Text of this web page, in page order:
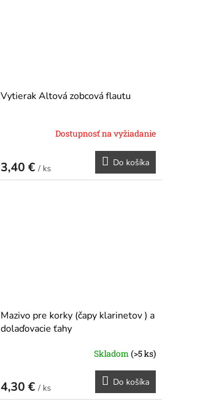
Vytierak Altová zobcová flautu
Dostupnosť na vyžiadanie
3,40 € / ks
Do košíka
Mazivo pre korky (čapy klarinetov ) a
dolaďovacie ťahy
Skladom (>5 ks)
4,30 € / ks
Do košíka